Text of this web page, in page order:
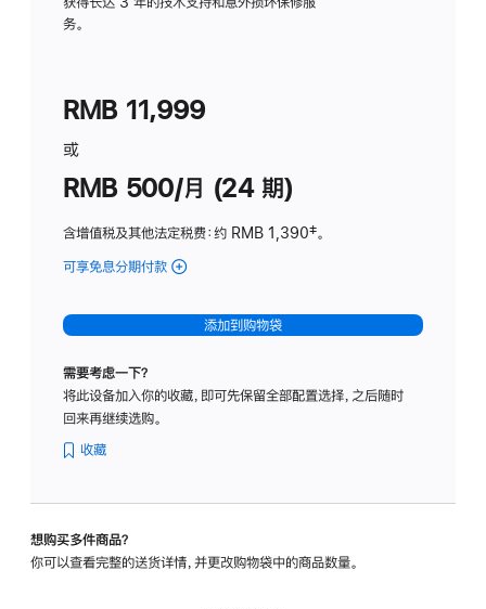
务。
RMB 11,999
或
RMB 500/月 (24 期)
含增值税及其他法定税费：约 RMB 1,390脚
‡。
可享免息分期付款 (Studio
-
标
璃
转
添加到购物袋
需要考虑一下？
将此设备加入你的收藏，即可先保留全部配置选择，之后随时
回来再继续选购。
收藏
想购买多件商品？
你可以查看完整的送货详情，并更改购物袋中的商品数量。